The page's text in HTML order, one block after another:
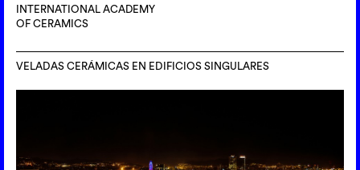
INTERNATIONAL ACADEMY
OF CERAMICS
VELADAS CERÁMICAS EN EDIFICIOS SINGULARES